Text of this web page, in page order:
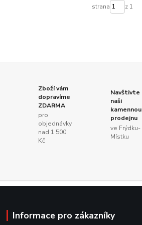
strana z 1
Zboží vám
dopravíme
ZDARMA
pro
objednávky
nad 1 500
Kč
Navštivte
naši
kamennou
prodejnu
ve Frýdku-
Místku
Informace pro zákazníky